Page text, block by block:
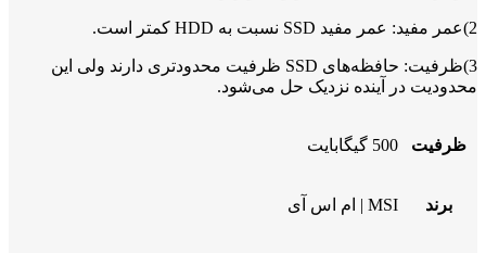
2)عمر مفید: عمر مفید SSD‌ نسبت به HDD کمتر است.
3)ظرفیت: حافظه‌های SSD ظرفیت محدودتری دارند ولی این
محدودیت در آینده نزدیک حل می‌شود.
ظرفیت 500 گیگابایت
برند MSI | ام اس آی